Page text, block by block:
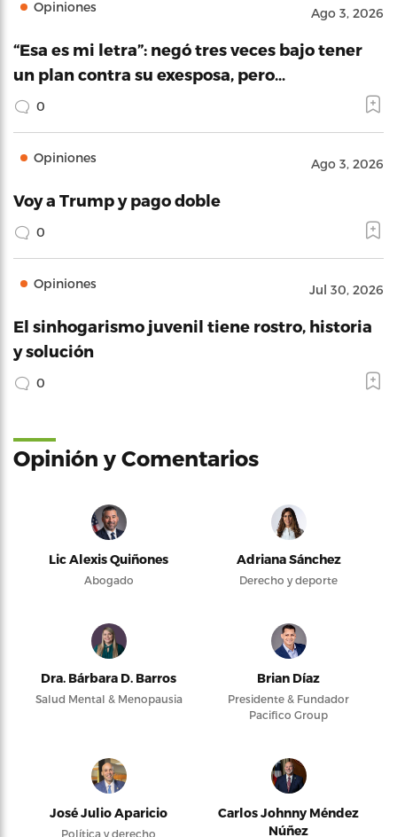
Opiniones Ago 3, 2026
“Esa es mi letra”: negó tres veces bajo tener
un plan contra su exesposa, pero…
0
Opiniones Ago 3, 2026
Voy a Trump y pago doble
0
Opiniones Jul 30, 2026
El sinhogarismo juvenil tiene rostro, historia
y solución
0
Opinión y Comentarios
Lic Alexis Quiñones
Abogado
Adriana Sánchez
Derecho y deporte
Dra. Bárbara D. Barros
Salud Mental & Menopausia
Brian Díaz
Presidente & Fundador
Pacifico Group
José Julio Aparicio
Política y derecho
Carlos Johnny Méndez
Núñez